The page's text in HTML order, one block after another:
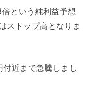
という純利益予想
ストップ高となりま
付近まで急騰しまし